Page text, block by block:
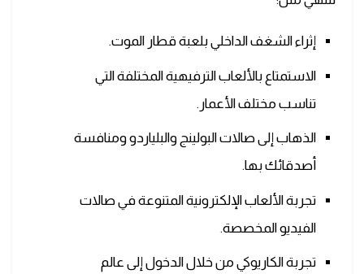
إثراء الشغف الداخلي بلعبة قطار الموت.
الاستمتاع بالألعاب الترفيهية المختلفة التي
تناسب مختلف الأعمار.
الذهاب إلى صالات البولينج والبلياردو ومنافسة
أصدقائك بها.
تجربة الألعاب الإلكترونية المتنوعة في صالات
الفيديو المخصصة.
تجربة الكاريوكي من خلال الدخول إلى عالم